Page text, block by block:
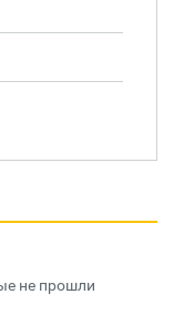
не прошли